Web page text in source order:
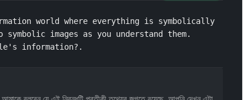
world where everything is symbolically
images as you understand them.
information?.